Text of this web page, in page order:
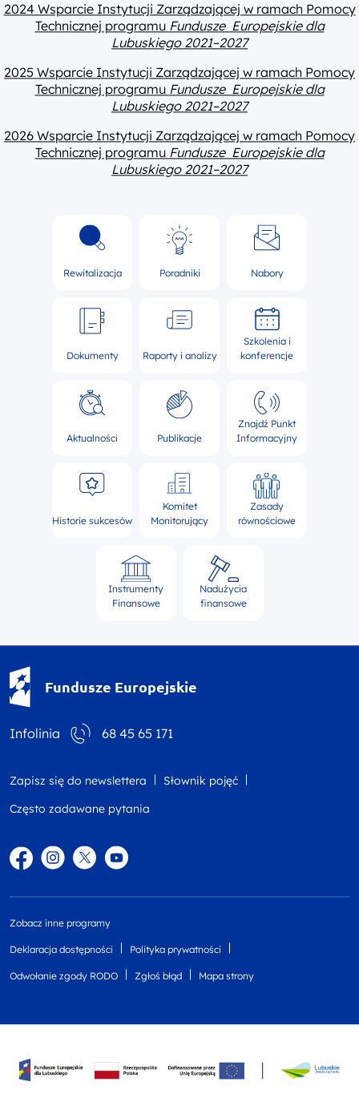
2024 Wsparcie Instytucji Zarządzającej w ramach Pomocy
Technicznej programu Fundusze Europejskie dla
Lubuskiego 2021–2027
2025 Wsparcie Instytucji Zarządzającej w ramach Pomocy
Technicznej programu Fundusze Europejskie dla
Lubuskiego 2021–2027
2026 Wsparcie Instytucji Zarządzającej w ramach Pomocy
Technicznej programu Fundusze Europejskie dla
Lubuskiego 2021–2027
Rewitalizacja Poradniki Nabory
Dokumenty Raporty i analizy
Szkolenia i
konferencje
Aktualności Publikacje
Znajdź Punkt
Informacyjny
Historie sukcesów
Komitet
Monitorujący
Zasady
równościowe
Instrumenty
Finansowe
Nadużycia
finansowe
Fundusze Europejskie
Infolinia 68 45 65 171
Zapisz się do newslettera
Słownik pojęć
Często zadawane pytania
FacebookInstagram
TwitterYouTube
Zobacz inne programy
Deklaracja dostępności Polityka prywatności
Odwołanie zgody RODO Zgłoś błąd Mapa strony